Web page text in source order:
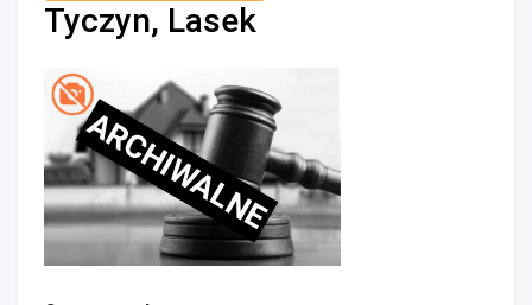
Tyczyn, Lasek
ARCHIWALNE